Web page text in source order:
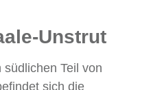
Unstrut
südlichen Teil von
sich die